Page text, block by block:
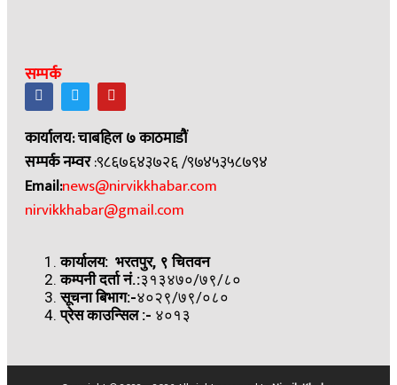
सम्पर्क
कार्यालय: चाबहिल ७ काठमाडौं
सम्पर्क नम्वर:९८६७६४३७२६ /९७४५३५८७९४
Email:news@nirvikkhabar.com
nirvikkhabar@gmail.com
कार्यालय: भरतपुर, ९ चितवन
कम्पनी दर्ता नं.:३१३४७०/७९/८०
सूचना बिभाग:-४०२९/७९/०८०
प्रेस काउन्सिल:- ४०१३